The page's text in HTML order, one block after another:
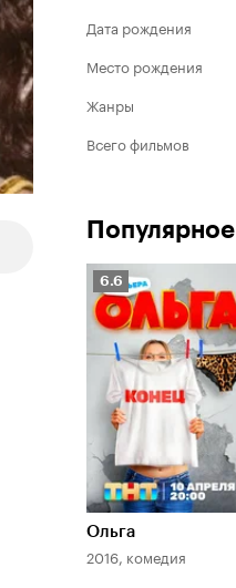
Дата рождения
Место рождения
Жанры
Всего фильмов
Рейтинг
Кинопоиска
6.6
6.6
Ольга
2016, комедия